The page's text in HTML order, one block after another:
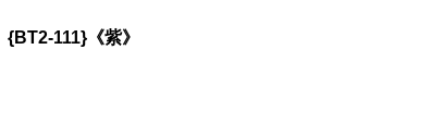
111}《紫》